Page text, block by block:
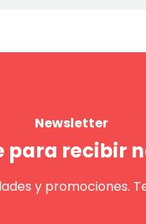
Newsletter
para recibir
y promociones.